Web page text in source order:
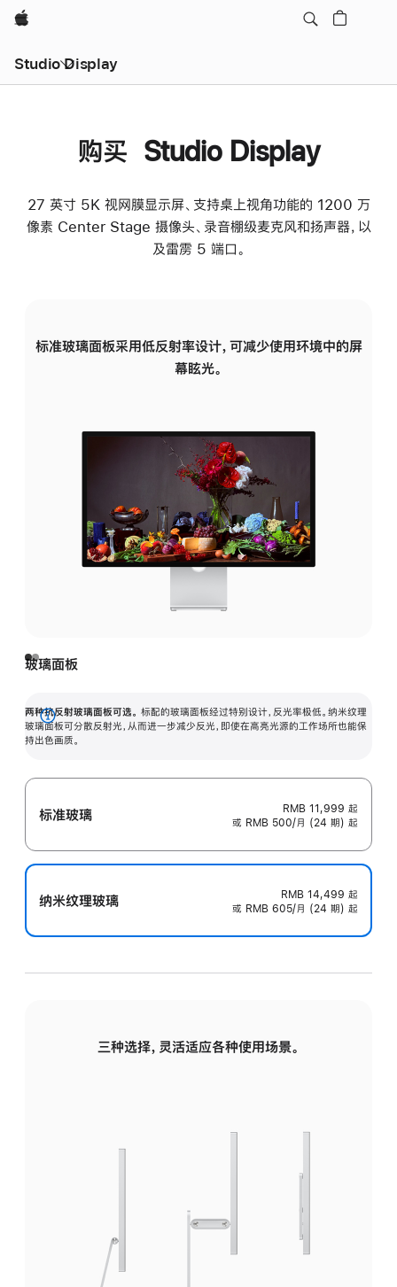
Apple
Studio Display
购买 Studio Display
27 英寸 5K 视网膜显示屏、支持桌上视角功能的 1200 万
像素 Center Stage 摄像头、录音棚级麦克风和扬声器，以
及雷雳 5 端口。
标准玻璃面板采用低反射率设计，可减少使用环境中的屏
幕眩光。
玻璃面板
两种抗反射玻璃面板可选。 标配的玻璃面板经过特别设计，反光率极低。纳米纹理
玻璃面板可分散反射光，从而进一步减少反光，即使在高亮光源的工作场所也能保
持出色画质。
展
开
标准玻璃 RMB 11,999 起
或 RMB 500/月 (24 期) 起
纳米纹理玻璃 RMB 14,499 起
或 RMB 605/月 (24 期) 起
三种选择，灵活适应各种使用场景。